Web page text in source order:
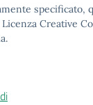
specificato,
Creative